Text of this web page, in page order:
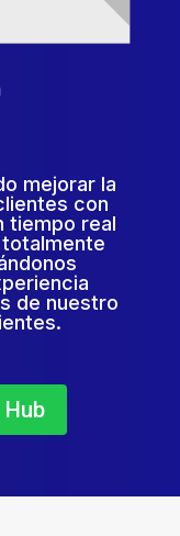
mejorar la
con
tiempo real
de nuestro